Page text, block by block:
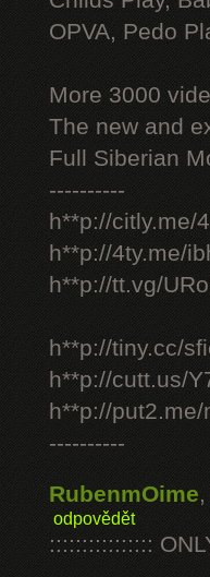
OPVA, Pedo
More 3000
The new and
Full Siberian
----------
h**p://citly.me/
h**p://4ty.me/
h**p://tt.vg/
h**p://tiny.cc/
h**p://cutt.us/
h**p://put2.me/
----------
RubenmOime,
odpovědět
::::::::::::::::